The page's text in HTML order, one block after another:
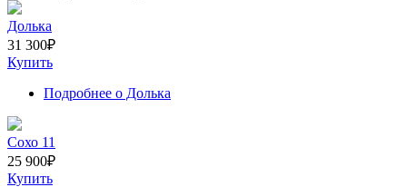
Долька
31 300₽
Купить
Подробнее о Долька
Сохо 11
25 900₽
Купить